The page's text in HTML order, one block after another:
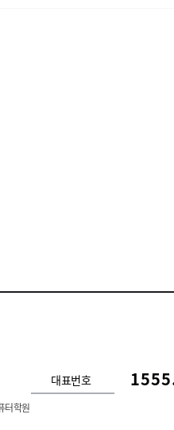
터학원
대표번호